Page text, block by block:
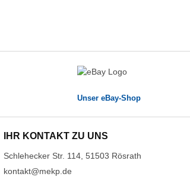
Unser eBay-Shop
IHR KONTAKT ZU UNS
Schlehecker Str. 114, 51503 Rösrath
kontakt@mekp.de